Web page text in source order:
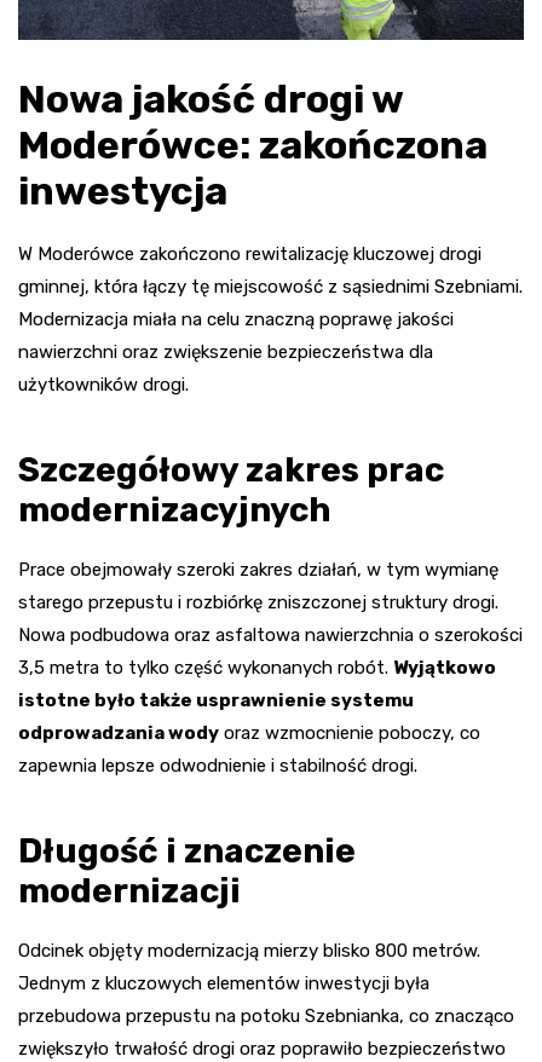
Nowa jakość drogi w
Moderówce: zakończona
inwestycja
W Moderówce zakończono rewitalizację kluczowej drogi
gminnej, która łączy tę miejscowość z sąsiednimi Szebniami.
Modernizacja miała na celu znaczną poprawę jakości
nawierzchni oraz zwiększenie bezpieczeństwa dla
użytkowników drogi.
Szczegółowy zakres prac
modernizacyjnych
Prace obejmowały szeroki zakres działań, w tym wymianę
starego przepustu i rozbiórkę zniszczonej struktury drogi.
Nowa podbudowa oraz asfaltowa nawierzchnia o szerokości
3,5 metra to tylko część wykonanych robót. Wyjątkowo
istotne było także usprawnienie systemu
odprowadzania wody oraz wzmocnienie poboczy, co
zapewnia lepsze odwodnienie i stabilność drogi.
Długość i znaczenie
modernizacji
Odcinek objęty modernizacją mierzy blisko 800 metrów.
Jednym z kluczowych elementów inwestycji była
przebudowa przepustu na potoku Szebnianka, co znacząco
zwiększyło trwałość drogi oraz poprawiło bezpieczeństwo